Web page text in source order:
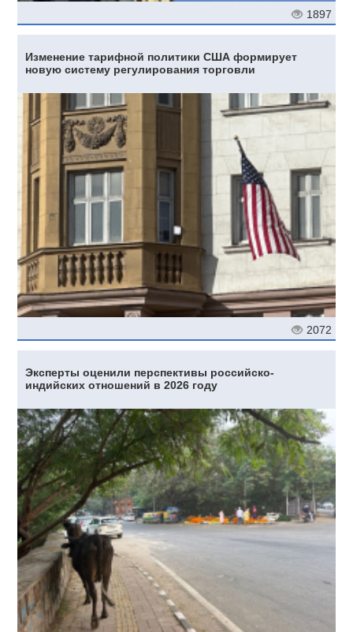
1897
Изменение тарифной политики США формирует
новую систему регулирования торговли
2072
Эксперты оценили перспективы российско-
индийских отношений в 2026 году